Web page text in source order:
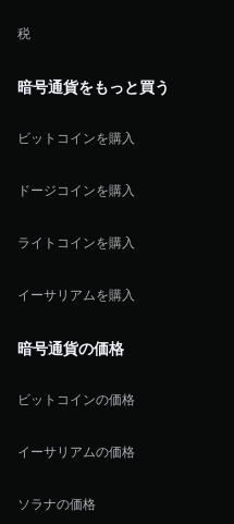
税
暗号通貨をもっと買う
ビットコインを購入
ドージコインを購入
ライトコインを購入
イーサリアムを購入
暗号通貨の価格
ビットコインの価格
イーサリアムの価格
ソラナの価格